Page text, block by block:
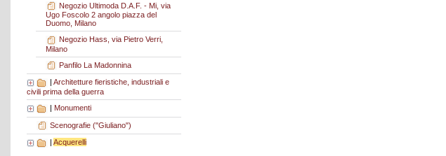
Negozio Ultimoda D.A.F. - Mi, via
Ugo Foscolo 2 angolo piazza del
Duomo, Milano
Negozio Hass, via Pietro Verri,
Milano
Panfilo La Madonnina
Architetture fieristiche, industriali e
civili prima della guerra
| Monumenti
Scenografie ("Giuliano")
| Acquerelli